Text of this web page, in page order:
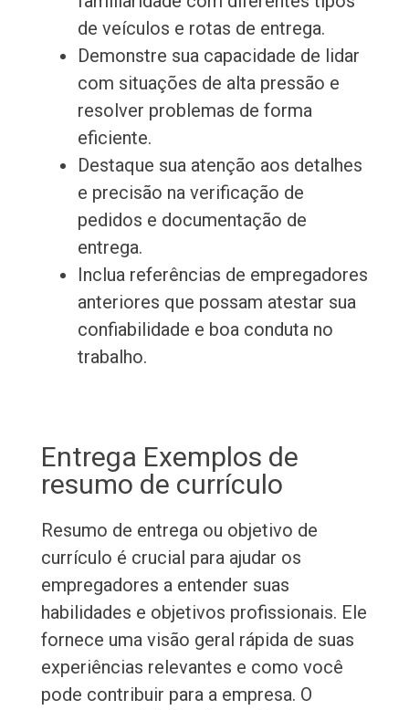
de veículos e rotas de entrega.
Demonstre sua capacidade de lidar
com situações de alta pressão e
resolver problemas de forma
eficiente.
Destaque sua atenção aos detalhes
e precisão na verificação de
pedidos e documentação de
entrega.
Inclua referências de empregadores
anteriores que possam atestar sua
confiabilidade e boa conduta no
trabalho.
Entrega Exemplos de
resumo de currículo
Resumo de entrega ou objetivo de
currículo é crucial para ajudar os
empregadores a entender suas
habilidades e objetivos profissionais. Ele
fornece uma visão geral rápida de suas
experiências relevantes e como você
pode contribuir para a empresa. O